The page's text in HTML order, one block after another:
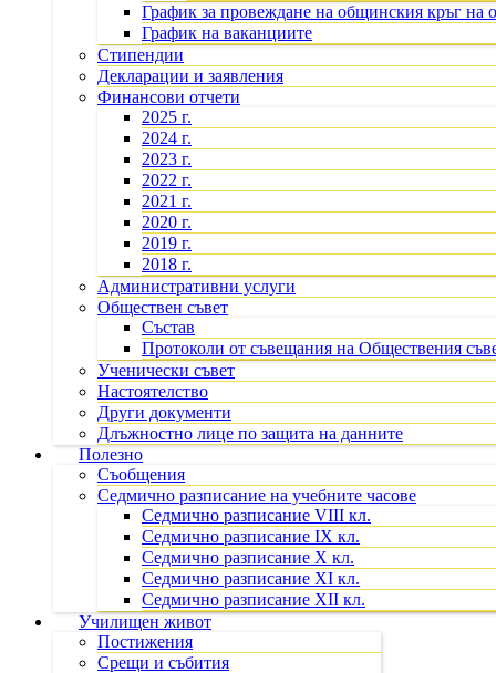
График за провеждане на общинския кръг на
График на ваканциите
Стипендии
Декларации и заявления
Финансови отчети
2025 г.
2024 г.
2023 г.
2022 г.
2021 г.
2020 г.
2019 г.
2018 г.
Административни услуги
Обществен съвет
Състав
Протоколи от съвещания на Обществения
Ученически съвет
Настоятелство
Други документи
Длъжностно лице по защита на данните
Полезно
Съобщения
Седмично разписание на учебните часове
Седмично разписание VIII кл.
Седмично разписание IX кл.
Седмично разписание X кл.
Седмично разписание XI кл.
Седмично разписание XII кл.
Училищен живот
Постижения
Срещи и събития